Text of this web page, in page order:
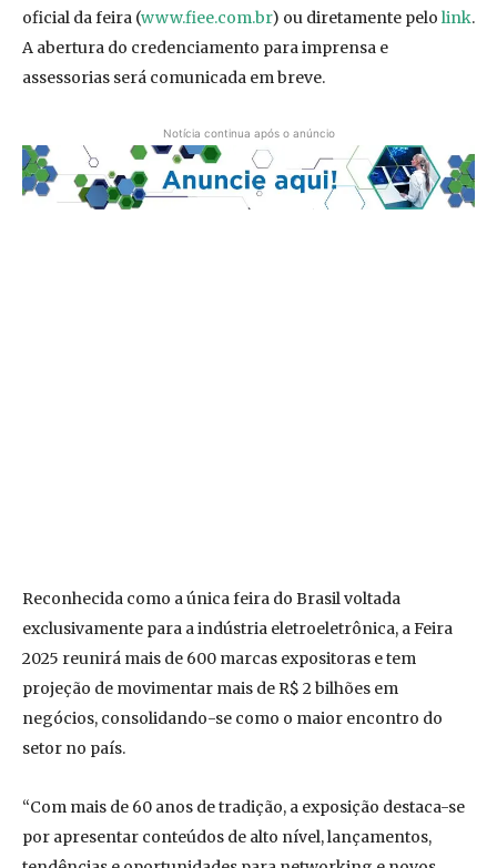
oficial da feira (www.fiee.com.br) ou diretamente pelo link.
A abertura do credenciamento para imprensa e
assessorias será comunicada em breve.
Notícia continua após o anúncio
Reconhecida como a única feira do Brasil voltada
exclusivamente para a indústria eletroeletrônica, a Feira
2025 reunirá mais de 600 marcas expositoras e tem
projeção de movimentar mais de R$ 2 bilhões em
negócios, consolidando-se como o maior encontro do
setor no país.
“Com mais de 60 anos de tradição, a exposição destaca-se
por apresentar conteúdos de alto nível, lançamentos,